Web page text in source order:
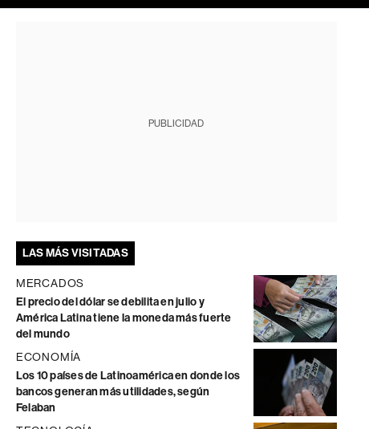
PUBLICIDAD
LAS MÁS VISITADAS
MERCADOS
El precio del dólar se debilita en julio y
América Latina tiene la moneda más fuerte
del mundo
ECONOMÍA
Los 10 países de Latinoamérica en donde los
bancos generan más utilidades, según
Felaban